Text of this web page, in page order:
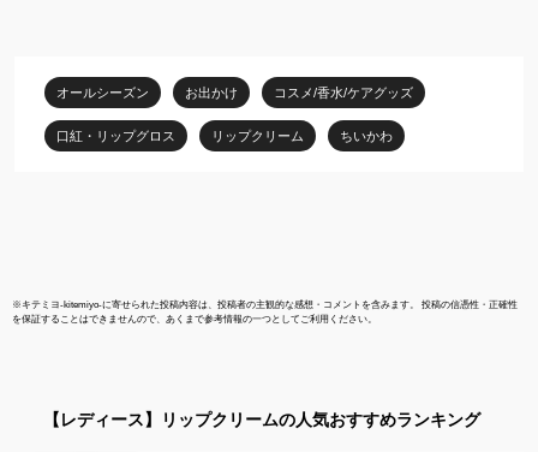
オールシーズン お出かけ コスメ/香水/ケアグッズ
口紅・リップグロス リップクリーム ちいかわ
※キテミヨ-kitemiyo-に寄せられた投稿内容は、投稿者の主観的な感想・コメントを含みます。 投稿の信憑性・正確性
を保証することはできませんので、あくまで参考情報の一つとしてご利用ください。
【レディース】 リップクリームの人気おすすめランキング